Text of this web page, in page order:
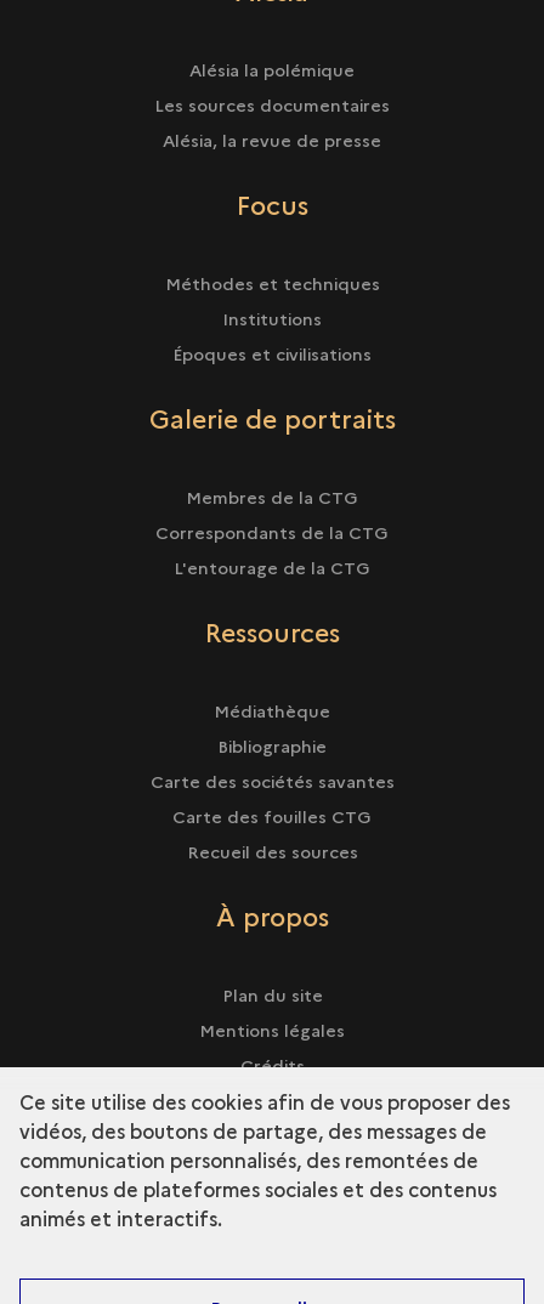
Alésia la polémique
Les sources documentaires
Alésia, la revue de presse
Focus
Méthodes et techniques
Institutions
Époques et civilisations
Galerie de portraits
Membres de la CTG
Correspondants de la CTG
L'entourage de la CTG
Ressources
Médiathèque
Bibliographie
Carte des sociétés savantes
Carte des fouilles CTG
Recueil des sources
À propos
Plan du site
Mentions légales
Crédits
Découvrir la collection
Ce site utilise des cookies afin de vous proposer des
vidéos, des boutons de partage, des messages de
communication personnalisés, des remontées de
contenus de plateformes sociales et des contenus
animés et interactifs.